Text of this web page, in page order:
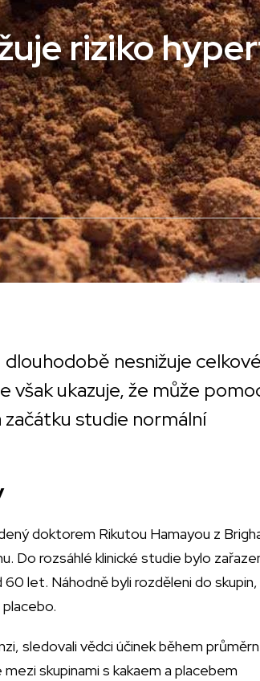
riziko
nesnižuje celkové
však ukazuje, že může
studie normální
doktorem Rikutou Hamayou z
Do rozsáhlé klinické studie bylo
let. Náhodně byli rozděleni do skupin,
sledovali vědci účinek během
skupinami s kakaem a placebem